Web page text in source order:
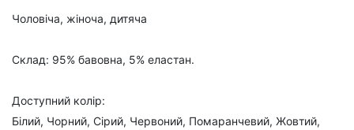
Чоловіча, жіноча, дитяча
Склад: 95% бавовна, 5% еластан.
Доступний колір:
Білий, Чорний, Сірий, Червоний, Помаранчевий, Жовтий,